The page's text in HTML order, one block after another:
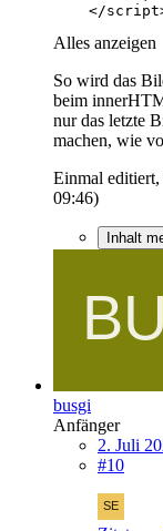
</
Alles anzeigen
So wird das
beim
nur das letzte
machen, wie
Einmal
09:46)
Inhalt
busgi
Anfänger
2. Juli
#10